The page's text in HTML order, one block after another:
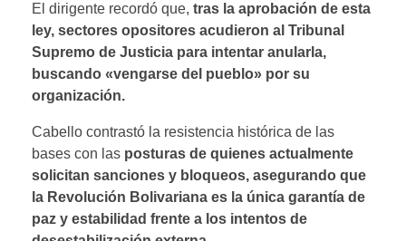
El dirigente recordó que, tras la aprobación de esta
ley, sectores opositores acudieron al Tribunal
Supremo de Justicia para intentar anularla,
buscando «vengarse del pueblo» por su
organización.
Cabello contrastó la resistencia histórica de las
bases con las posturas de quienes actualmente
solicitan sanciones y bloqueos, asegurando que
la Revolución Bolivariana es la única garantía de
paz y estabilidad frente a los intentos de